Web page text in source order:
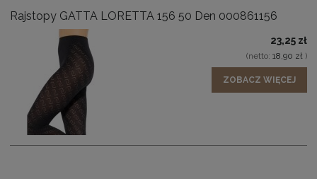
Rajstopy GATTA LORETTA 156 50 Den 000861156
23,25 zł
(netto: 18,90 zł )
ZOBACZ WIĘCEJ